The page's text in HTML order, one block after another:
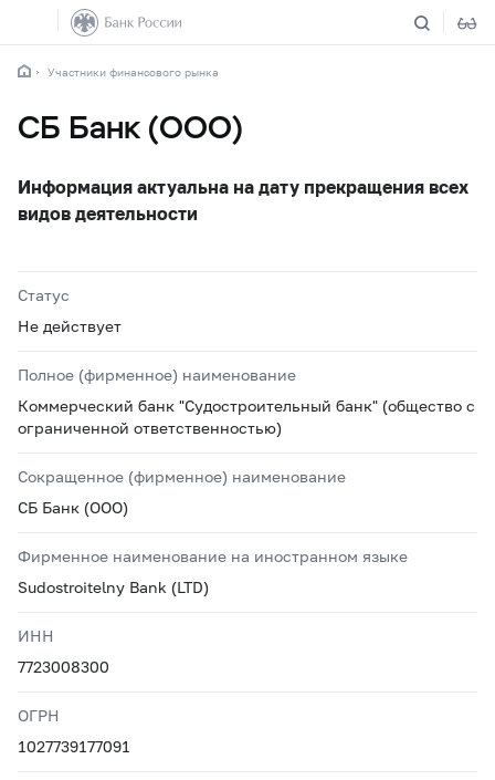
Участники финансового рынка
СБ Банк (ООО)
Информация актуальна на дату прекращения всех
видов деятельности
Статус
Не действует
Полное (фирменное) наименование
Коммерческий банк "Судостроительный банк" (общество с
ограниченной ответственностью)
Сокращенное (фирменное) наименование
СБ Банк (ООО)
Фирменное наименование на иностранном языке
Sudostroitelny Bank (LTD)
ИНН
7723008300
ОГРН
1027739177091